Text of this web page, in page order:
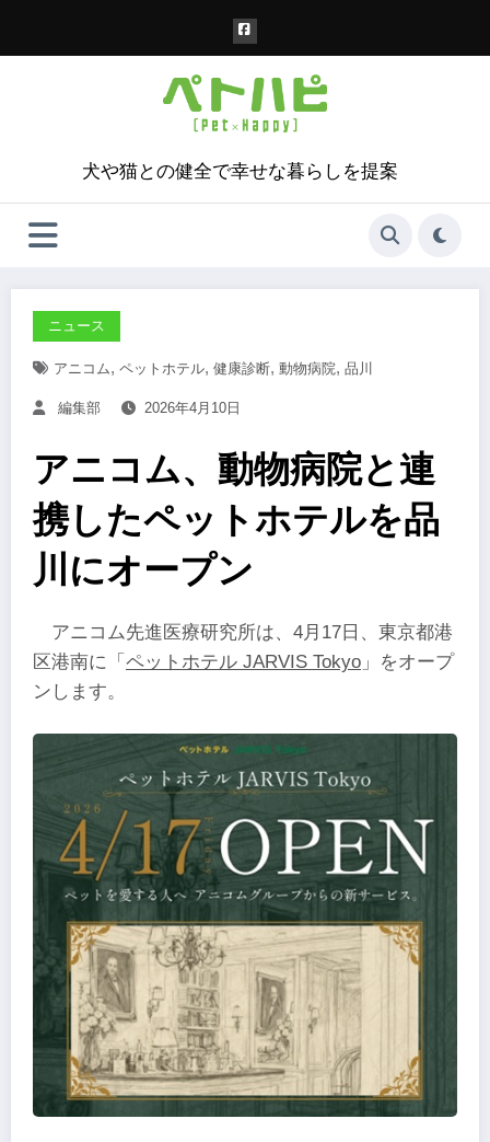
犬や猫との健全で幸せな暮らしを提案
ニュース
アニコム, ペットホテル, 健康診断, 動物病院, 品川
編集部 2026年4月10日
アニコム、動物病院と連
携したペットホテルを品
川にオープン
アニコム先進医療研究所は、4月17日、東京都港
区港南に「 ペットホテル JARVIS Tokyo 」をオープ
ンします。